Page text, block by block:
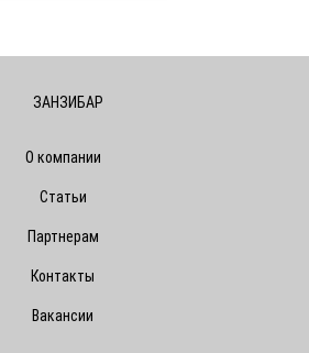
ЗАНЗИБАР
О компании
Статьи
Партнерам
Контакты
Вакансии